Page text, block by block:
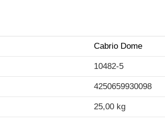
Cabrio Dome
10482-5
4250659930098
25,00 kg